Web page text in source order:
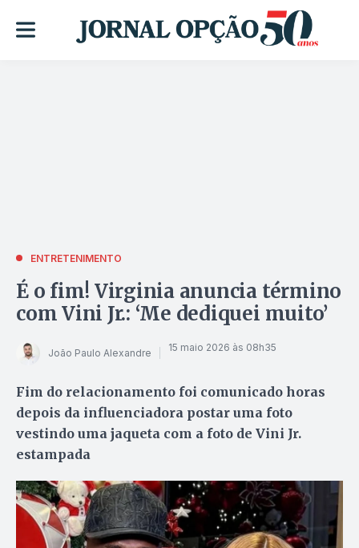
ENTRETENIMENTO
É o fim! Virginia anuncia término
com Vini Jr.: ‘Me dediquei muito’
João Paulo Alexandre 15 maio 2026 às 08h35
Fim do relacionamento foi comunicado horas
depois da influenciadora postar uma foto
vestindo uma jaqueta com a foto de Vini Jr.
estampada